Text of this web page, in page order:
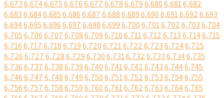
6,6736,6746,6756,6766,6776,6786,6796,6806,6816,682
6,6836,6846,6856,6866,6876,6886,6896,6906,6916,6926,693
6,6946,6956,6966,6976,6986,6996,7006,7016,7026,7036,704
6,7056,7066,7076,7086,7096,7106,7116,7126,7136,7146,715
6,7166,7176,7186,7196,7206,7216,7226,7236,7246,725
6,7266,7276,7286,7296,7306,7316,7326,7336,7346,735
6,7366,7376,7386,7396,7406,7416,7426,7436,7446,745
6,7466,7476,7486,7496,7506,7516,7526,7536,7546,755
6,7566,7576,7586,7596,7606,7616,7626,7636,7646,765